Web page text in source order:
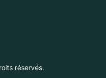
réservés.